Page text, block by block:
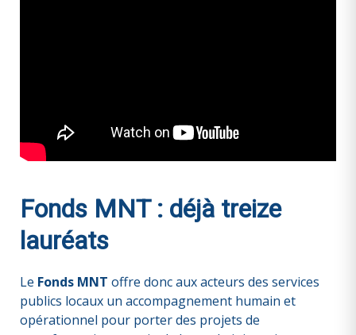
Fonds MNT : déjà treize
lauréats
Le Fonds MNT offre donc aux acteurs des services
publics locaux un accompagnement humain et
opérationnel pour porter des projets de